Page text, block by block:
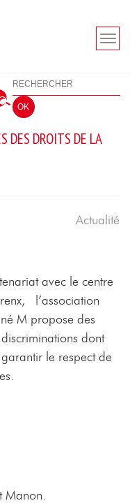
Rechercher
OK
Actualité
avec le centre
l’association
M propose des
dont
le respect de
Manon.